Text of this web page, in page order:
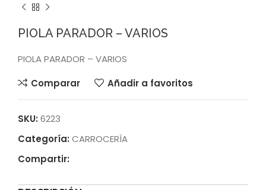
PIOLA PARADOR – VARIOS
PIOLA PARADOR – VARIOS
Comparar
Añadir a favoritos
SKU: 6223
Categoría: CARROCERÍA
Compartir: